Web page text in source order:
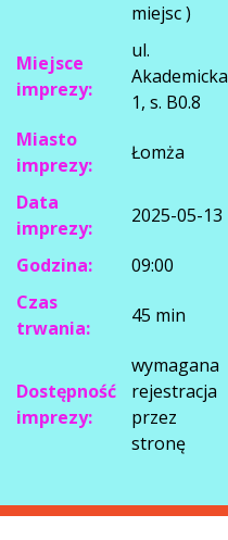
miejsc )
Miejsce
imprezy:
ul.
Akademicka
1, s. B0.8
Miasto
imprezy:
Łomża
Data
imprezy:
2025-05-13
Godzina:
09:00
Czas
trwania:
45 min
Dostępność
imprezy:
wymagana
rejestracja
przez
stronę